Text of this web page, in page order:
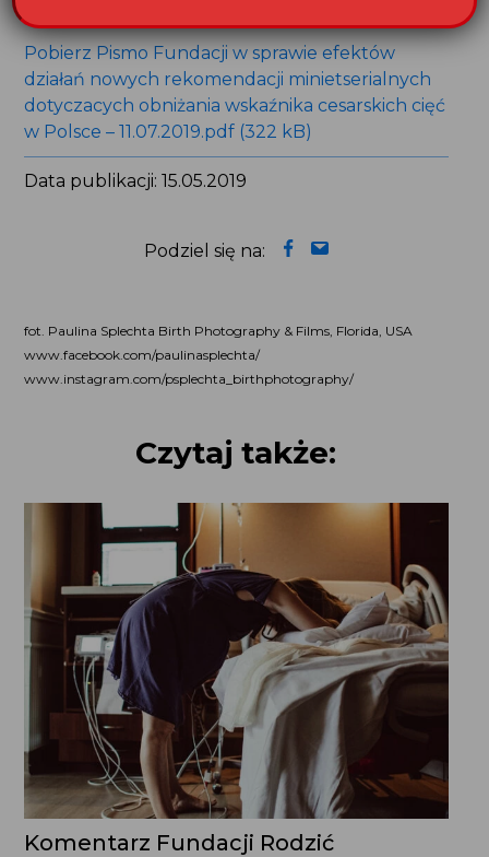
propozycja Zespołu 20.11.2018.docx (14 kB)
Pobierz Pismo Fundacji w sprawie efektów
działań nowych rekomendacji minietserialnych
dotyczacych obniżania wskaźnika cesarskich cięć
w Polsce – 11.07.2019.pdf (322 kB)
Data publikacji: 15.05.2019
Podziel się na:
fot. Paulina Splechta Birth Photography & Films, Florida, USA
www.facebook.com/paulinasplechta/
www.instagram.com/psplechta_birthphotography/
Czytaj także:
Komentarz Fundacji Rodzić